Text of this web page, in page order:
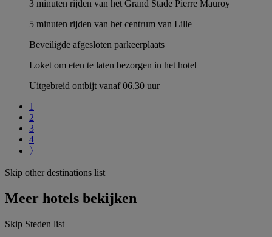
3 minuten rijden van het Grand Stade Pierre Mauroy
5 minuten rijden van het centrum van Lille
Beveiligde afgesloten parkeerplaats
Loket om eten te laten bezorgen in het hotel
Uitgebreid ontbijt vanaf 06.30 uur
1
2
3
4
〉
Skip other destinations list
Meer hotels bekijken
Skip Steden list